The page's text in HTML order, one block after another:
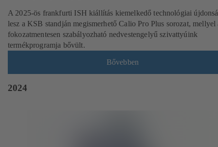
A 2025-ös frankfurti ISH kiállítás kiemelkedő technológiai
lesz a KSB standján megismerhető Calio Pro Plus sorozat, mellyel
fokozatmentesen szabályozható nedvestengelyű szivattyúink
termékprogramja bővült.
Bővebben
2024